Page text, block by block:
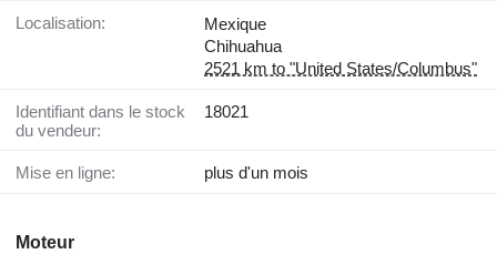
Localisation:
Mexique
Chihuahua
2521 km to "United States/Columbus"
Identifiant dans le stock
du vendeur:
18021
Mise en ligne: plus d'un mois
Moteur